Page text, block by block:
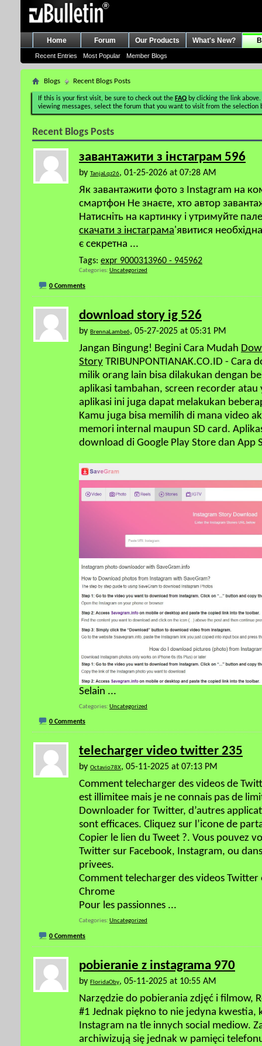
Home Forum Our Products What's New?
Recent Entries Most Popular Member Blogs
Blogs Recent Blogs Posts
If this is your first visit, be sure to check out the FAQ by clicking the link
viewing messages, select the forum that you want to visit from the selection
Recent Blogs Posts
завантажити з інстаграм 596
by TanjaLqz26, 01-25-2026 at 07:28 AM
Як завантажити фото з Instagram на
смартфон Не знаєте, хто автор
Натисніть на картинку і утримуйте
скачати з інстаграма'явитися
є секретна ...
Tags: expr 9000313960 - 945962
Categories Uncategorized
0 Comments
download story ig 526
by BrennaLambe6, 05-27-2025 at 05:31 PM
Jangan Bingung! Begini Cara Mudah
Story TRIBUNPONTIANAK.CO.ID - Cara
milik orang lain bisa dilakukan dengan
aplikasi tambahan, screen recorder atau
aplikasi ini juga dapat melakukan
Kamu juga bisa memilih di mana video
memori internal maupun SD card.
download di Google Play Store dan App
Selain ...
Categories Uncategorized
0 Comments
telecharger video twitter 235
by Octavio78X, 05-11-2025 at 07:13 PM
Comment telecharger des videos de
est illimitee mais je ne connais pas de
Downloader for Twitter, d’autres
sont efficaces. Cliquez sur l’icone de
Copier le lien du Tweet ?. Vous pouvez
Twitter sur Facebook, Instagram, ou
privees.
Comment telecharger des videos Twitter
Chrome
Pour les passionnes ...
Categories Uncategorized
0 Comments
pobieranie z instagrama 970
by FloridaOby, 05-11-2025 at 10:55 AM
Narzędzie do pobierania zdjęć i filmow,
#1 Jednak piękno to nie jedyna kwestia,
Instagram na tle innych social mediow.
archiwizują się jednak w pamięci